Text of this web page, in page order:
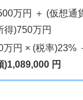
万円 ＋ (仮想通
得)750万円
万円 × (税率)23%
)1,089,000 円